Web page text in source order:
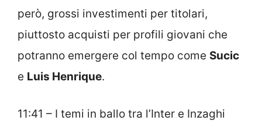
però, grossi investimenti per titolari,
piuttosto acquisti per profili giovani che
potranno emergere col tempo come Sucic
e Luis Henrique.
11:41 – I temi in ballo tra l’Inter e Inzaghi